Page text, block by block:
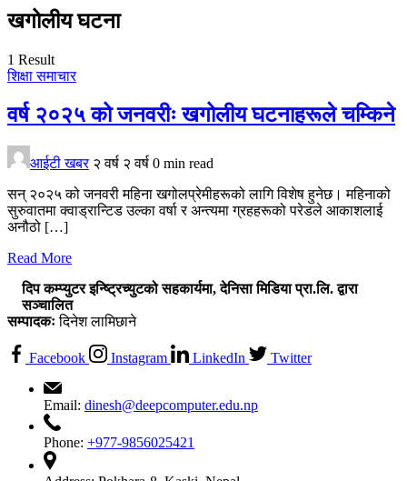
खगोलीय घटना
1 Result
शिक्षासमाचार
वर्ष २०२५ को जनवरीः खगोलीय घटनाहरूले चम्किने
आईटी खबर २ वर्ष २ वर्ष 0 min read
सन् २०२५ को जनवरी महिना खगोलप्रेमीहरूको लागि विशेष हुनेछ। महिनाको
सुरुवातमा क्वाड्रान्टिड उल्का वर्षा र अन्त्यमा ग्रहहरूको परेडले आकाशलाई
अनौठो […]
Read More
दिप कम्प्युटर इन्ष्ट्रिच्युटको सहकार्यमा, देनिसा मिडिया प्रा.लि. द्वारा
सञ्चालित
सम्पादकःदिनेश लामिछाने
Facebook Instagram LinkedIn Twitter
Email: dinesh@deepcomputer.edu.np
Phone: +977-9856025421